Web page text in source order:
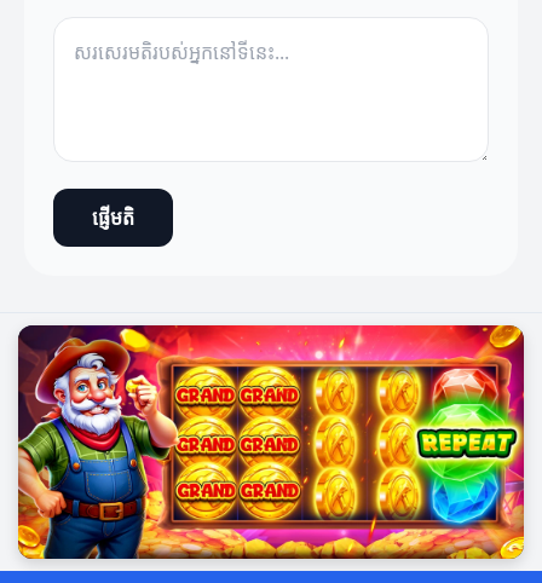
ផ្ញើមតិ